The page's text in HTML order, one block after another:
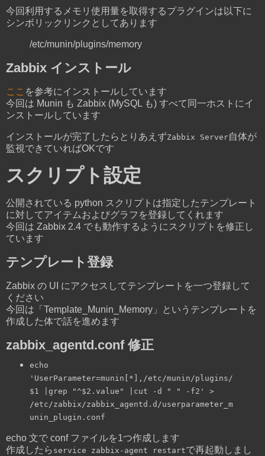
今回利用するメモリ使用量を取得するプラグインは以下に
シンボリックリンクとしてあります
/etc/munin/plugins/memory
Zabbix インストール
ここ を参考にインストールしています
今回は Munin も Zabbix (MySQL も) すべて同一ホストにイ
ンストールしています
インストールが完了したらとりあえずZabbix Server自体が
監視できていればOKです
スクリプト設定
公開されている python スクリプトは指定したテンプレート
に対してアイテムおよびグラフを登録してくれます
今回は Zabbix 2.4 でも動作するようにスクリプトを修正し
ています
テンプレート登録
Zabbix の UI にアクセスしてテンプレートを一つ登録して
ください
今回は「Template_Munin_Memory」というテンプレートを
作成した体で話を進めます
zabbix_agentd.conf 修正
echo
'UserParameter=munin[*],/etc/munin/plugins/
$1 |grep "^$2.value" |cut -d " " -f2' >
/etc/zabbix/zabbix_agentd.d/userparameter_m
unin_plugin.conf
echo 文で conf ファイルを1つ作成します
作成したら service zabbix-agent restartで再起動しまし